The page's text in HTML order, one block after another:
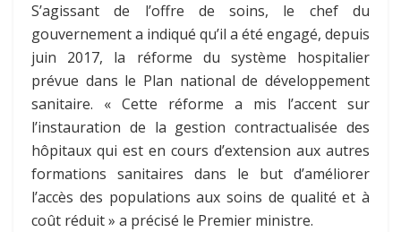
S’agissant de l’offre de soins, le chef du
gouvernement a indiqué qu’il a été engagé, depuis
juin 2017, la réforme du système hospitalier
prévue dans le Plan national de développement
sanitaire. « Cette réforme a mis l’accent sur
l’instauration de la gestion contractualisée des
hôpitaux qui est en cours d’extension aux autres
formations sanitaires dans le but d’améliorer
l’accès des populations aux soins de qualité et à
coût réduit » a précisé le Premier ministre.